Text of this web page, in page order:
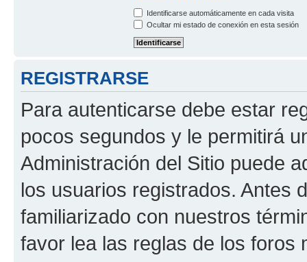
Identificarse automáticamente en cada visita
Ocultar mi estado de conexión en esta sesión
REGISTRARSE
Para autenticarse debe estar
pocos segundos y le permitirá
Administración del Sitio puede
los usuarios registrados. Antes
familiarizado con nuestros
favor lea las reglas de los foros